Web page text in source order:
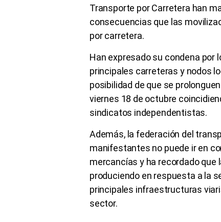
Transporte por Carretera han
consecuencias que las
por carretera.
Han expresado su condena por
principales carreteras y nodos
posibilidad de que se
viernes 18 de octubre
sindicatos independentistas.
Además, la federación del
manifestantes no puede ir en
mercancías y ha recordado
produciendo en respuesta a la
principales infraestructuras
sector.